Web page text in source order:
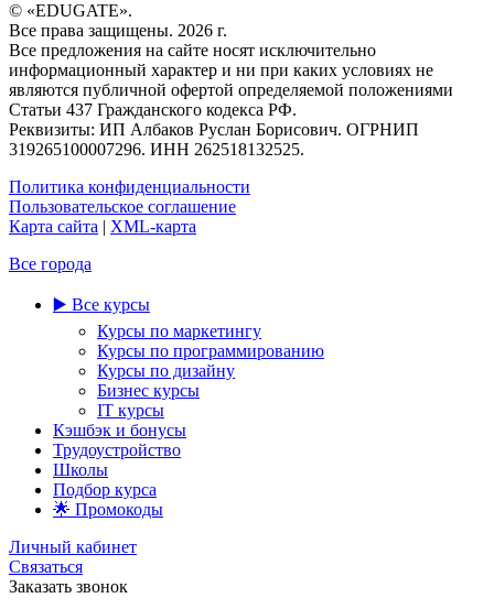
© «EDUGATE».
Все права защищены. 2026 г.
Все предложения на сайте носят исключительно
информационный характер и ни при каких условиях не
являются публичной офертой определяемой положениями
Статьи 437 Гражданского кодекса РФ.
Реквизиты: ИП Албаков Руслан Борисович. ОГРНИП
319265100007296. ИНН 262518132525.
Политика конфиденциальности
Пользовательское соглашение
Карта сайта | XML-карта
Все города
▶️ Все курсы
Курсы по маркетингу
Курсы по программированию
Курсы по дизайну
Бизнес курсы
IT курсы
Кэшбэк и бонусы
Трудоустройство
Школы
Подбор курса
🌟 Промокоды
Личный кабинет
Связаться
Заказать звонок